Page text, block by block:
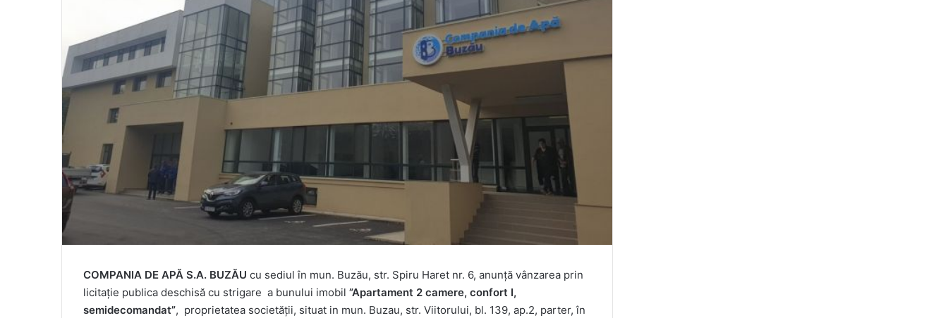
COMPANIA DE APĂ S.A. BUZĂU cu sediul în mun. Buzău, str. Spiru Haret nr. 6, anunță vânzarea prin
licitație publica deschisă cu strigare a bunului imobil ”Apartament 2 camere, confort I,
semidecomandat”, proprietatea societății, situat in mun. Buzau, str. Viitorului, bl. 139, ap.2, parter, în